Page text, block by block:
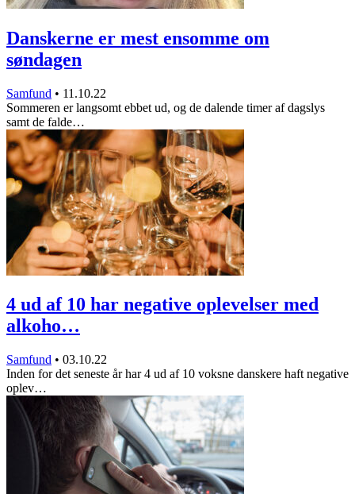
Danskerne er mest ensomme om
søndagen
Samfund • 11.10.22
Sommeren er langsomt ebbet ud, og de dalende timer af dagslys
samt de falde…
4 ud af 10 har negative oplevelser med
alkoho…
Samfund • 03.10.22
Inden for det seneste år har 4 ud af 10 voksne danskere haft negative
oplev…